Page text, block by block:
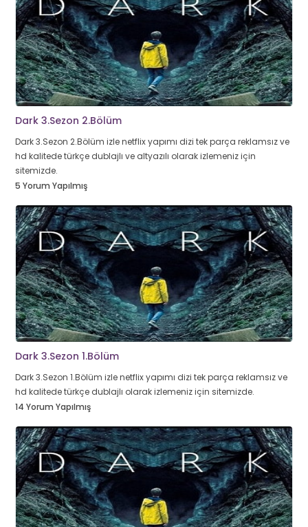
Dark 3.Sezon 2.Bölüm
Dark 3.Sezon 2.Bölüm izle netflix yapımı dizi tek parça reklamsız ve
hd kalitede türkçe dublajlı ve altyazılı olarak izlemeniz için
sitemizde.
5 Yorum Yapılmış
Dark 3.Sezon 1.Bölüm
Dark 3.Sezon 1.Bölüm izle netflix yapımı dizi tek parça reklamsız ve
hd kalitede türkçe dublajlı olarak izlemeniz için sitemizde.
14 Yorum Yapılmış